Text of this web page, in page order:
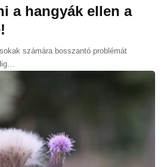
a hangyák ellen a
számára bosszantó problémát
…